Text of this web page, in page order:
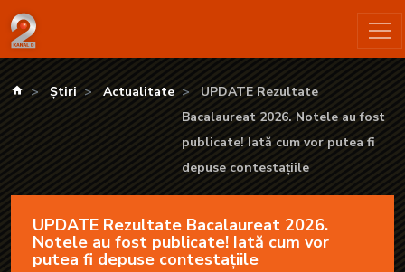
UPDATE Rezultate Bacalaureat 2026. Notele au fost
kanald.ro
Știri Actualitate
UPDATE Rezultate
Bacalaureat 2026. Notele au fost
publicate! Iată cum vor putea fi
depuse contestațiile
UPDATE Rezultate Bacalaureat 2026.
Notele au fost publicate! Iată cum vor
putea fi depuse contestațiile